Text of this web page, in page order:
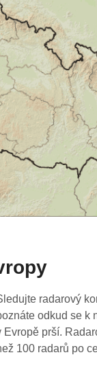
radarový
odkud se k
Evropě prší.
100 radarů po